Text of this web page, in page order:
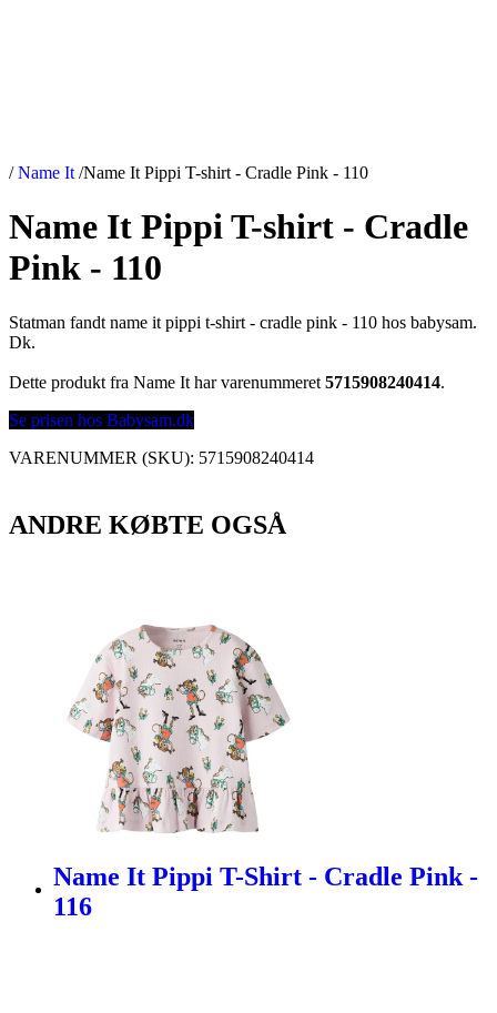
/ Name It /Name It Pippi T-shirt - Cradle Pink - 110
Name It Pippi T-shirt - Cradle
Pink - 110
Statman fandt name it pippi t-shirt - cradle pink - 110 hos babysam.
Dk.
Dette produkt fra Name It har varenummeret 5715908240414.
Se prisen hos Babysam.dk
VARENUMMER (SKU): 5715908240414
ANDRE KØBTE OGSÅ
Name It Pippi T-Shirt - Cradle Pink -
116